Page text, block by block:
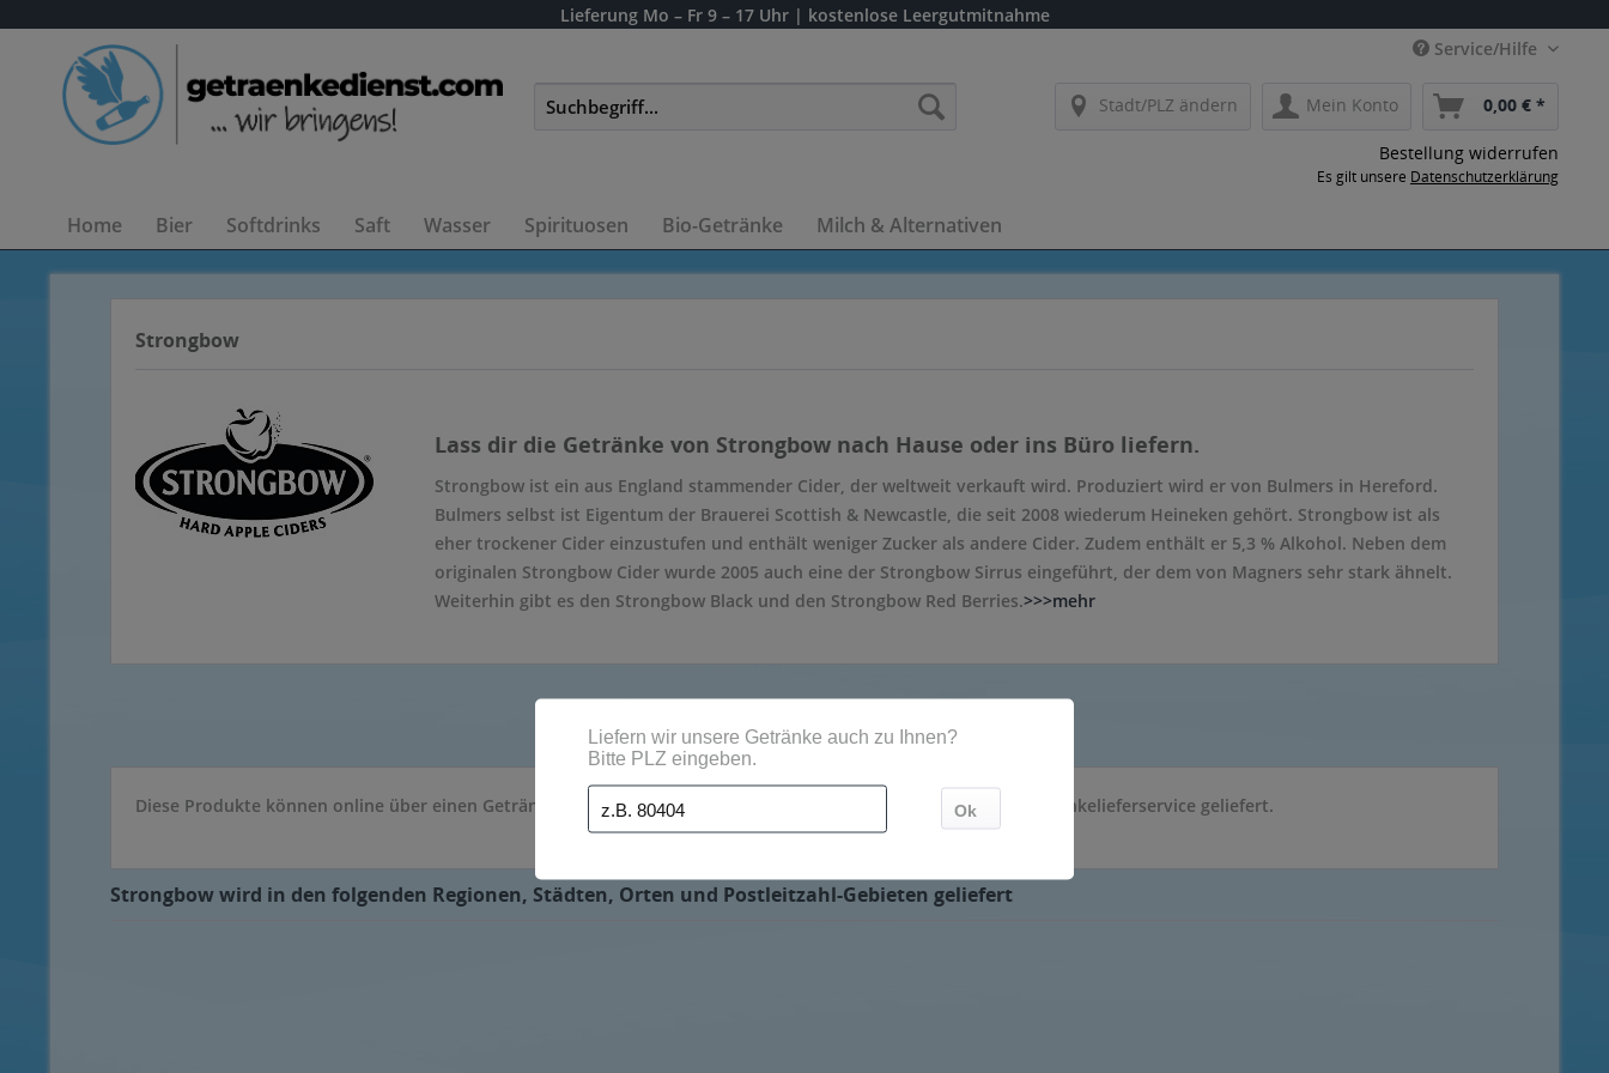
Lieferung Mo – Fr 9 – 17 Uhr | kostenlose Leergutmitnahme
Service/Hilfe
Stadt/PLZ ändern Mein Konto 0,00 € *
Bestellung widerrufen
Es gilt unsere Datenschutzerklärung
Home Bier Softdrinks Saft Wasser Spirituosen Bio-Getränke Milch & Alternativen
Strongbow
Lass dir die Getränke von Strongbow nach Hause oder ins Büro liefern.
Strongbow ist ein aus England stammender Cider, der weltweit verkauft wird. Produziert wird er von Bulmers in Hereford.
Bulmers selbst ist Eigentum der Brauerei Scottish & Newcastle, die seit 2008 wiederum Heineken gehört. Strongbow ist als
eher trockener Cider einzustufen und enthält weniger Zucker als andere Cider. Zudem enthält er 5,3 % Alkohol. Neben dem
originalen Strongbow Cider wurde 2005 auch eine der Strongbow Sirrus eingeführt, der dem von Magners sehr stark ähnelt.
Weiterhin gibt es den Strongbow Black und den Strongbow Red Berries.>>>mehr
Diese Produkte können online über einen Getränkeservice bestellt werden. Der Cider wird dann direkt vom Getränkelieferservice geliefert.
Strongbow wird in den folgenden Regionen, Städten, Orten und Postleitzahl-Gebieten geliefert